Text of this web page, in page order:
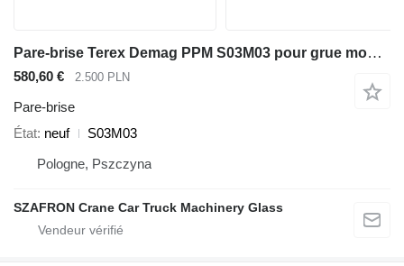
Pare-brise Terex Demag PPM S03M03 pour grue mobile Terex Terex Demag PPM
580,60 € 2.500 PLN
Pare-brise
État neuf
S03M03
Pologne, Pszczyna
SZAFRON Crane Car Truck Machinery Glass